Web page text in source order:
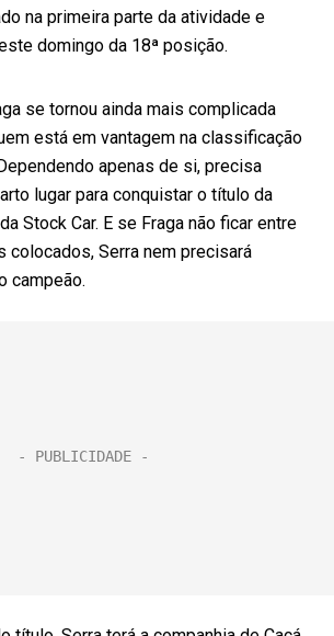
na primeira parte da atividade e
domingo da 18ª posição.
se tornou ainda mais complicada
está em vantagem na classificação
apenas de si, precisa
lugar para conquistar o título da
Stock Car. E se Fraga não ficar entre
colocados, Serra nem precisará
campeão.